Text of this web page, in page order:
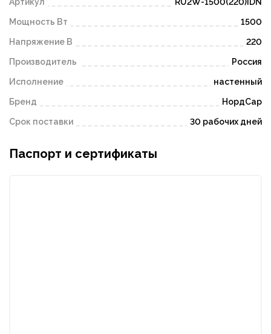
Мощность Вт 1500
Напряжение В 220
Производитель Россия
Исполнение настенный
Бренд НордСар
Срок поставки 30 рабочих дней
Паспорт и сертификаты